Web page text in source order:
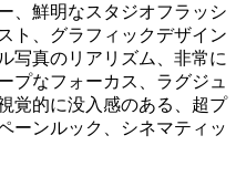
、鮮明なスタジオフラッシ
ト、グラフィックデザイン
写真のリアリズム、非常に
プなフォーカス、ラグジュ
覚的に没入感のある、超プ
ーンルック、シネマティッ